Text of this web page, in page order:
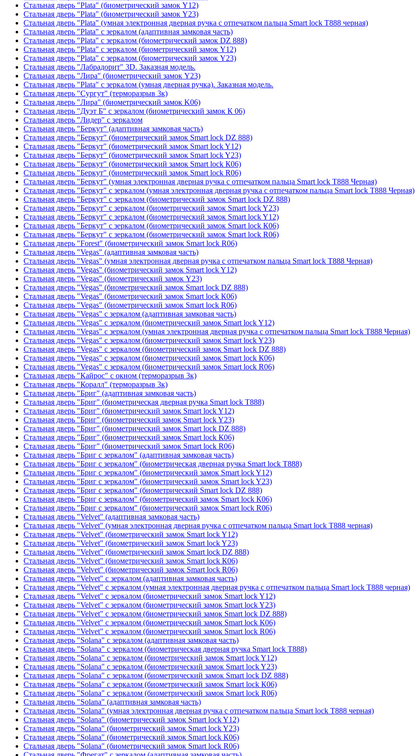
Стальная дверь "Plata" (биометрический замок Y12)
Стальная дверь "Plata" (биометрический замок Y23)
Стальная дверь "Plata" (умная электронная дверная ручка с отпечатком пальца Smart lock T888 черная)
Стальная дверь "Plata" с зеркалом (адаптивная замковая часть)
Стальная дверь "Plata" с зеркалом (биометрический замок DZ 888)
Стальная дверь "Plata" с зеркалом (биометрический замок Y12)
Стальная дверь "Plata" с зеркалом (биометрический замок Y23)
Стальная дверь "Лабрадорит" 3D. Заказная модель.
Стальная дверь "Лира" (биометрический замок Y23)
Стальная дверь "Plata" с зеркалом (умная дверная ручка). Заказная модель.
Стальная дверь "Сургут" (терморазрыв 3к)
Стальная дверь "Лира" (биометрический замок K06)
Стальная дверь "Дуэт Б" с зеркалом (биометрический замок К 06)
Стальная дверь "Лидер" с зеркалом
Стальная дверь "Беркут" (адаптивная замковая часть)
Стальная дверь "Беркут" (биометрический замок Smart lock DZ 888)
Стальная дверь "Беркут" (биометрический замок Smart lock Y12)
Стальная дверь "Беркут" (биометрический замок Smart lock Y23)
Стальная дверь "Беркут" (биометрический замок Smart lock К06)
Стальная дверь "Беркут" (биометрический замок Smart lock R06)
Стальная дверь "Беркут" (умная электронная дверная ручка с отпечатком пальца Smart lock T888 Черная)
Стальная дверь "Беркут" с зеркалом (умная электронная дверная ручка с отпечатком пальца Smart lock T888 Черная)
Стальная дверь "Беркут" с зеркалом (биометрический замок Smart lock DZ 888)
Стальная дверь "Беркут" с зеркалом (биометрический замок Smart lock Y23)
Стальная дверь "Беркут" с зеркалом (биометрический замок Smart lock Y12)
Стальная дверь "Беркут" с зеркалом (биометрический замок Smart lock К06)
Стальная дверь "Беркут" с зеркалом (биометрический замок Smart lock R06)
Стальная дверь "Forest" (биометрический замок Smart lock R06)
Стальная дверь "Vegas" (адаптивная замковая часть)
Стальная дверь "Vegas" (умная электронная дверная ручка с отпечатком пальца Smart lock T888 Черная)
Стальная дверь "Vegas" (биометрический замок Smart lock Y12)
Стальная дверь "Vegas" (биометрический замок Y23)
Стальная дверь "Vegas" (биометрический замок Smart lock DZ 888)
Стальная дверь "Vegas" (биометрический замок Smart lock К06)
Стальная дверь "Vegas" (биометрический замок Smart lock R06)
Стальная дверь "Vegas" с зеркалом (адаптивная замковая часть)
Стальная дверь "Vegas" с зеркалом (биометрический замок Smart lock Y12)
Стальная дверь "Vegas" с зеркалом (умная электронная дверная ручка с отпечатком пальца Smart lock T888 Черная)
Стальная дверь "Vegas" с зеркалом (биометрический замок Smart lock Y23)
Стальная дверь "Vegas" с зеркалом (биометрический замок Smart lock DZ 888)
Стальная дверь "Vegas" с зеркалом (биометрический замок Smart lock К06)
Стальная дверь "Vegas" с зеркалом (биометрический замок Smart lock R06)
Стальная дверь "Кайрос" с окном (терморазрыв 3к)
Стальная дверь "Коралл" (терморазрыв 3к)
Стальная дверь "Бриг" (адаптивная замковая часть)
Стальная дверь "Бриг" (биометрическая дверная ручка Smart lock T888)
Стальная дверь "Бриг" (биометрический замок Smart lock Y12)
Стальная дверь "Бриг" (биометрический замок Smart lock Y23)
Стальная дверь "Бриг" (биометрический замок Smart lock DZ 888)
Стальная дверь "Бриг" (биометрический замок Smart lock К06)
Стальная дверь "Бриг" (биометрический замок Smart lock R06)
Стальная дверь "Бриг с зеркалом" (адаптивная замковая часть)
Стальная дверь "Бриг с зеркалом" (биометрическая дверная ручка Smart lock T888)
Стальная дверь "Бриг с зеркалом" (биометрический замок Smart lock Y12)
Стальная дверь "Бриг с зеркалом" (биометрический замок Smart lock Y23)
Стальная дверь "Бриг с зеркалом" (биометрический Smart lock DZ 888)
Стальная дверь "Бриг с зеркалом" (биометрический замок Smart lock К06)
Стальная дверь "Бриг с зеркалом" (биометрический замок Smart lock R06)
Стальная дверь "Velvet" (адаптивная замковая часть)
Стальная дверь "Velvet" (умная электронная дверная ручка с отпечатком пальца Smart lock T888 черная)
Стальная дверь "Velvet" (биометрический замок Smart lock Y12)
Стальная дверь "Velvet" (биометрический замок Smart lock Y23)
Стальная дверь "Velvet" (биометрический замок Smart lock DZ 888)
Стальная дверь "Velvet" (биометрический замок Smart lock К06)
Стальная дверь "Velvet" (биометрический замок Smart lock R06)
Стальная дверь "Velvet" с зеркалом (адаптивная замковая часть)
Стальная дверь "Velvet" с зеркалом (умная электронная дверная ручка с отпечатком пальца Smart lock T888 черная)
Стальная дверь "Velvet" с зеркалом (биометрический замок Smart lock Y12)
Стальная дверь "Velvet" с зеркалом (биометрический замок Smart lock Y23)
Стальная дверь "Velvet" с зеркалом (биометрический замок Smart lock DZ 888)
Стальная дверь "Velvet" с зеркалом (биометрический замок Smart lock К06)
Стальная дверь "Velvet" с зеркалом (биометрический замок Smart lock R06)
Стальная дверь "Solana" с зеркалом (адаптивная замковая часть)
Стальная дверь "Solana" с зеркалом (биометрическая дверная ручка Smart lock T888)
Стальная дверь "Solana" с зеркалом (биометрический замок Smart lock Y12)
Стальная дверь "Solana" с зеркалом (биометрический замок Smart lock Y23)
Стальная дверь "Solana" с зеркалом (биометрический замок Smart lock DZ 888)
Стальная дверь "Solana" с зеркалом (биометрический замок Smart lock К06)
Стальная дверь "Solana" с зеркалом (биометрический замок Smart lock R06)
Стальная дверь "Solana" (адаптивная замковая часть)
Стальная дверь "Solana" (умная электронная дверная ручка с отпечатком пальца Smart lock T888 черная)
Стальная дверь "Solana" (биометрический замок Smart lock Y12)
Стальная дверь "Solana" (биометрический замок Smart lock Y23)
Стальная дверь "Solana" (биометрический замок Smart lock К06)
Стальная дверь "Solana" (биометрический замок Smart lock R06)